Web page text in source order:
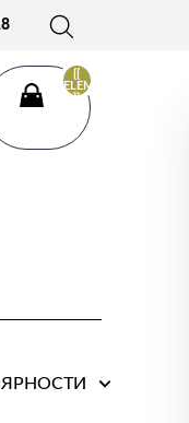
{{
ELEMENTS.LENGTH
}}